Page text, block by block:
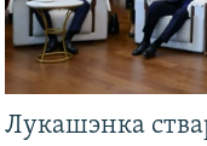
Лукашэнка